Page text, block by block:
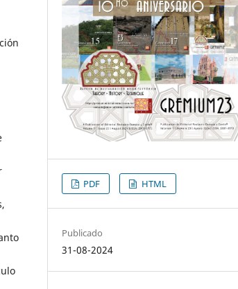
PDF HTML
Publicado
31-08-2024